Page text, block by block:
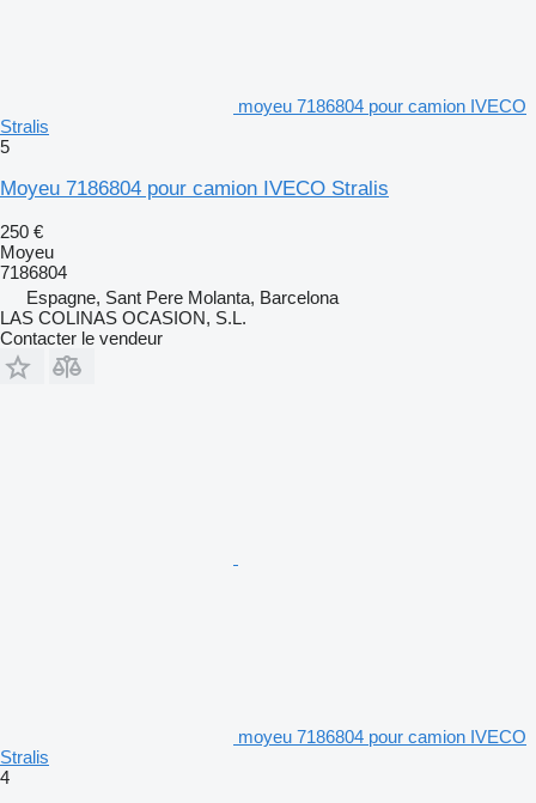
moyeu 7186804 pour camion IVECO
Stralis
5
Moyeu 7186804 pour camion IVECO Stralis
250 €
Moyeu
7186804
Espagne, Sant Pere Molanta, Barcelona
LAS COLINAS OCASION, S.L.
Contacter le vendeur
moyeu 7186804 pour camion IVECO
Stralis
4